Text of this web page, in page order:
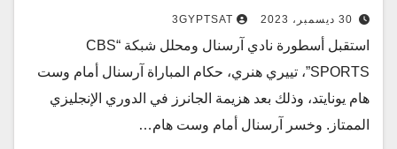
30 ديسمبر، 2023 3GYPTSAT
استقبل أسطورة نادي آرسنال ومحلل شبكة “CBS
SPORTS”، تييري هنري، حكام المباراة آرسنال أمام وست
هام يونايتد، وذلك بعد هزيمة الجانرز في الدوري الإنجليزي
الممتاز. وخسر آرسنال أمام وست هام…